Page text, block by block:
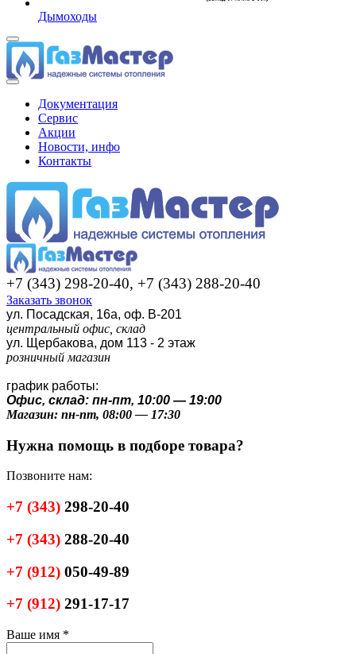
Дымоходы
Документация
Сервис
Акции
Новости, инфо
Контакты
+7 (343) 298-20-40, +7 (343) 288-20-40
Заказать звонок
ул. Посадская, 16а, оф. В-201
центральный офис, склад
ул. Щербакова, дом 113 - 2 этаж
розничный магазин
график работы:
Офис, склад: пн-пт, 10:00 — 19:00
Магазин: пн-пт, 08:00 — 17:30
Нужна помощь в подборе товара?
Позвоните нам:
+7 (343) 298-20-40
+7 (343) 288-20-40
+7 (912) 050-49-89
+7 (912) 291-17-17
Ваше имя *